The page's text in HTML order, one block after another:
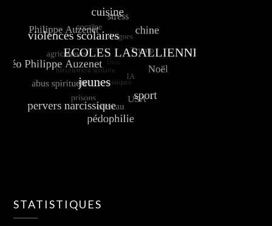
STATISTIQUES